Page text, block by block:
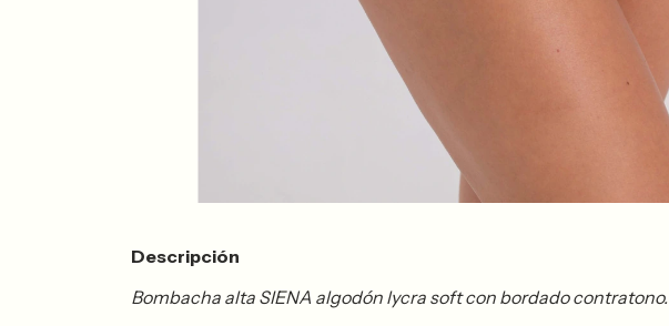
Descripción
Bombacha alta SIENA algodón lycra soft con bordado contratono.